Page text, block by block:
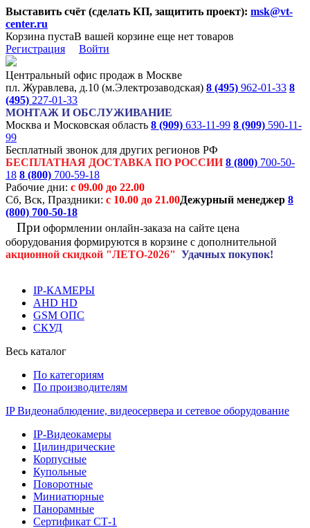
Выставить счёт (сделать КП, защитить проект): msk@vt-
center.ru
Корзина пустаВ вашей корзине еще нет товаров
Регистрация
Войти
Центральный офис продаж в Москве
пл. Журавлева, д.10 (м.Электрозаводская) 8 (495) 962-01-33 8
(495) 227-01-33
МОНТАЖ И ОБСЛУЖИВАНИЕ
Москва и Московская область 8 (909) 633-11-99 8 (909) 590-11-
99
Бесплатный звонок для других регионов РФ
БЕСПЛАТНАЯ ДОСТАВКА ПО РОССИИ 8 (800) 700-50-
18 8 (800) 700-59-18
Рабочие дни: с 09.00 до 22.00
Сб, Вск, Праздники: с 10.00 до 21.00Дежурный менеджер 8
(800) 700-50-18
При оформлении онлайн-заказа на сайте цена
оборудования формируются в корзине с дополнительной
акционной скидкой "ЛЕТО-2026" Удачных покупок!
IP-КАМЕРЫ
AHD HD
GSM ОПС
СКУД
Весь каталог
По категориям
По производителям
IP Видеонаблюдение, видеосервера и сетевое оборудование
IP-Видеокамеры
Цилиндрические
Корпусные
Купольные
Поворотные
Миниатюрные
Панорамные
Сертификат СТ-1